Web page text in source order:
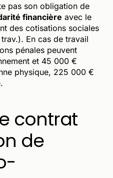
pas son obligation de
financière avec le
des cotisations sociales
En cas de travail
pénales peuvent
et 45 000 €
physique, 225 000 €
contrat
de